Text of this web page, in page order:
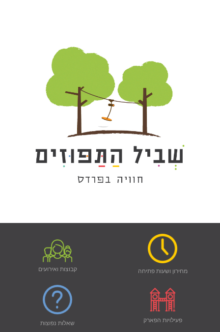
מחירון ושעות פתיחה קבוצות ואירועים
פעילויות הפארק שאלות נפוצות